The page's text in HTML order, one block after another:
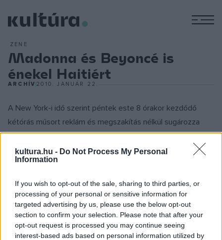
kultura.hu - Do Not Process My Personal
Information
If you wish to opt-out of the sale, sharing to third parties, or
processing of your personal or sensitive information for
targeted advertising by us, please use the below opt-out
section to confirm your selection. Please note that after your
opt-out request is processed you may continue seeing
interest-based ads based on personal information utilized by
ZENE
Madonna és Beyoncé is
énekel Haitiért
ARCHÍV2010. JANUÁR 22.
A New York-i idő szerint péntek este 8 órakor kezdődő
kétórás műsort reklám és megszakítás nélkül sugározza
majd' tucatnyi tévécsatorna, így az MTV, az ABC, a CBS, az
NBC, a Fox, a CNN, a BET, a CW, az HBO, a VH1 és a CMT is,
de a YouTube, valamint a MySpace és az AOL közösségi
Music Television műsorán is nézhető az adás, hajnali 2 órától.
A műsor egyik házigazdája George Clooney, a másik a haiti
származásúWyclef Jeanlesz, a programban zenei előadók
és más hírességek szerepelnek, utóbbi kategóriából